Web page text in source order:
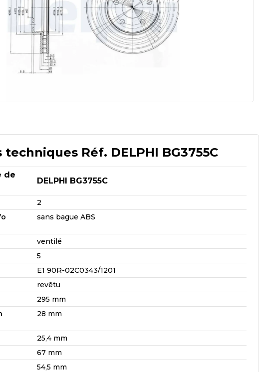
techniques Réf. DELPHI BG3755C
de
DELPHI BG3755C
2
sans bague ABS
ventilé
5
E1 90R-02C0343/1201
revêtu
295 mm
28 mm
25,4 mm
67 mm
54,5 mm